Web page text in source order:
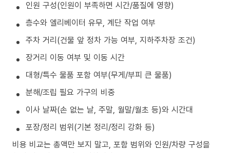
인원 구성(인원이 부족하면 시간/품질에 영향)
층수와 엘리베이터 유무, 계단 작업 여부
주차 거리(건물 앞 정차 가능 여부, 지하주차장 조건)
장거리 이동 여부 및 이동 시간
대형/특수 물품 포함 여부(무게/부피 큰 물품)
분해/조립 필요 가구의 비중
이사 날짜(손 없는 날, 주말, 월말/월초 등)와 시간대
포장/정리 범위(기본 정리/정리 강화 등)
비용 비교는 총액만 보지 말고, 포함 범위와 인원/차량 구성을